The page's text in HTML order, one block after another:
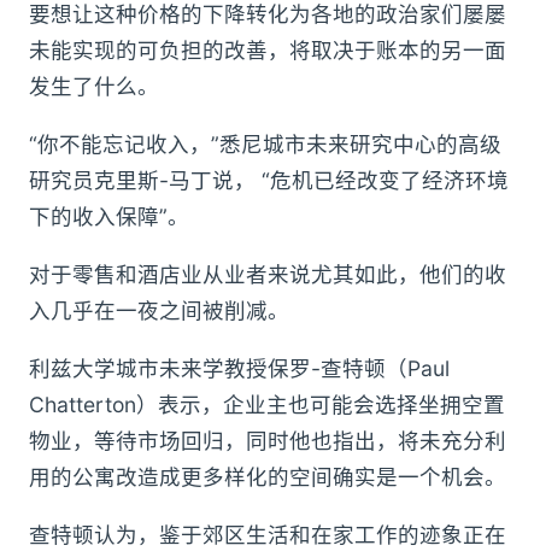
要想让这种价格的下降转化为各地的政治家们屡屡
未能实现的可负担的改善，将取决于账本的另一面
发生了什么。
“你不能忘记收入，”悉尼城市未来研究中心的高级
研究员克里斯-马丁说， “危机已经改变了经济环境
下的收入保障”。
对于零售和酒店业从业者来说尤其如此，他们的收
入几乎在一夜之间被削减。
利兹大学城市未来学教授保罗-查特顿（Paul
Chatterton）表示，企业主也可能会选择坐拥空置
物业，等待市场回归，同时他也指出，将未充分利
用的公寓改造成更多样化的空间确实是一个机会。
查特顿认为，鉴于郊区生活和在家工作的迹象正在